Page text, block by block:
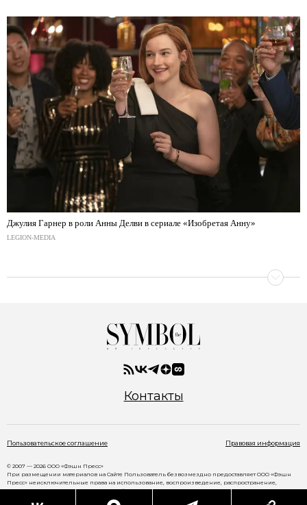
Джулия Гарнер в роли Анны Делви в сериале «Изобретая Анну»
LEGION-MEDIA
Контакты
Пользовательское соглашение Правовая информация
© 2007 — 2026 ООО «Фэшн Пресс»
При размещении материалов на Сайте Пользователь безвозмездно предоставляет ООО «Фэшн
Пресс» неисключительные права на использование, воспроизведение, распространение,
создание производных произведений, а также на демонстрацию материалов и доведение их до
www.thesymbol.ru